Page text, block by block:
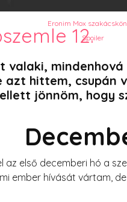
Eronim Mox
Spoiler
12.
valaki,
azt hittem, csupán
jönnöm, hogy
az első decemberi hó a
ember hívását vártam,